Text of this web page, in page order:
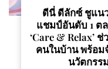
ดีนี่ ดีลักซ์ ชูแน
แชมป์อันดับ 1 ต
‘Care & Relax’
คนในบ้าน พร้อ
นวัตกรร